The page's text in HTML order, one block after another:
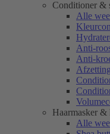
Conditioner &
Alle
Anti-
Anti-
Haarmasker &
Alle